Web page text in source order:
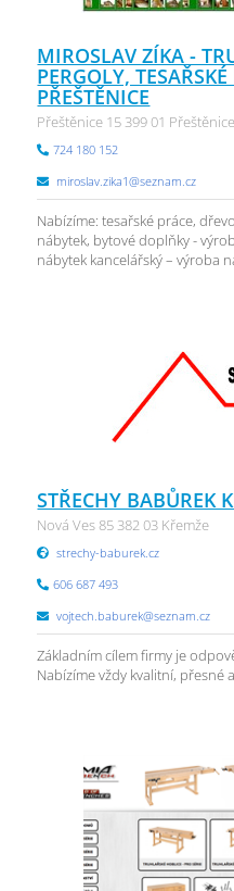
MIROSLAV ZÍKA -
PERGOLY,
PŘEŠTĚNICE
Přeštěnice 15 399 01 Přeštěnice
724 180 152
miroslav.zika1@seznam.cz
Nabízíme: tesařské práce,
nábytek, bytové doplňky -
nábytek kancelářský – výroba
STŘECHY BABŮREK
Nová Ves 85 382 03 Křemže
strechy-baburek.cz
606 687 493
vojtech.baburek@seznam.cz
Základním cílem firmy je
Nabízíme vždy kvalitní, přesné